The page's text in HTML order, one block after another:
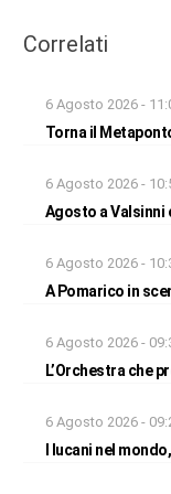
Correlati
6 Agosto 2026 -
Torna il
6 Agosto 2026 -
Agosto a Valsinni
6 Agosto 2026 -
A Pomarico in
6 Agosto 2026 -
L’Orchestra che
6 Agosto 2026 -
I lucani nel